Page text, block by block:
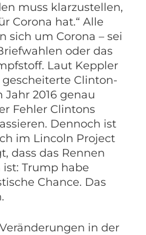
muss klarzustellen,
Corona hat.“ Alle
sich um Corona – sei
oder das
Laut Keppler
Clinton-
2016 genau
Fehler Clintons
Dennoch ist
im Lincoln Project
dass das Rennen
Trump habe
Chance. Das
in der